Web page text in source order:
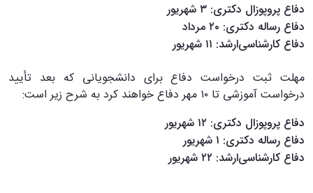
دفاع پروپوزال دکتری: ۳ شهریور
دفاع رساله دکتری: ۲۰ مرداد
دفاع کارشناسی‌ارشد: ۱۱ شهریور
مهلت ثبت درخواست دفاع برای دانشجویانی که بعد تأیید
درخواست آموزشی تا ۱۰ مهر دفاع خواهند کرد به شرح زیر است:
دفاع پروپوزال دکتری: ۱۲ شهریور
دفاع رساله دکتری: ۱ شهریور
دفاع کارشناسی‌ارشد: ۲۲ شهریور